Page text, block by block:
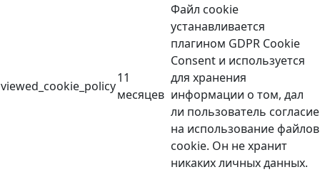
viewed_cookie_policy
11
месяцев
Файл cookie
устанавливается
плагином GDPR Cookie
Consent и используется
для хранения
информации о том, дал
ли пользователь согласие
на использование файлов
cookie. Он не хранит
никаких личных данных.